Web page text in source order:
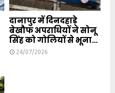
दानापुर में दिनदहाड़े
बेखौफ अपराधियों ने सोनू
सिंह को गोलियों से भूना...
24/07/2026